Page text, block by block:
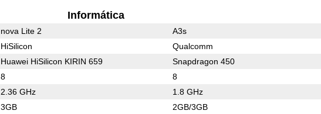
Informática
nova Lite 2 A3s
HiSilicon Qualcomm
Huawei HiSilicon KIRIN 659 Snapdragon 450
8 8
2.36 GHz 1.8 GHz
3GB 2GB/3GB